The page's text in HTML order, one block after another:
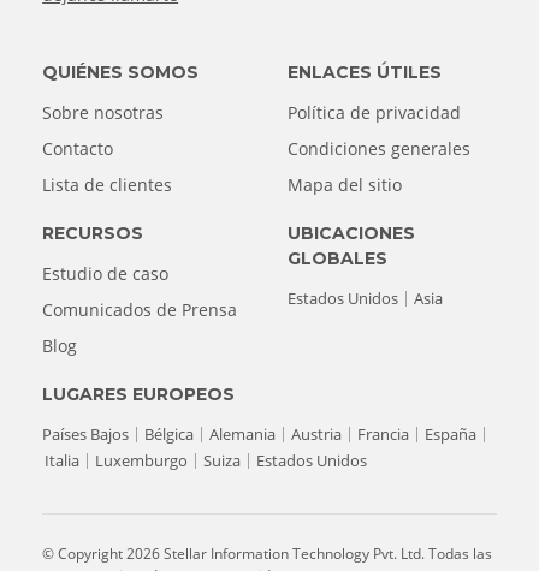
QUIÉNES SOMOS
Sobre nosotras
Contacto
Lista de clientes
ENLACES ÚTILES
Política de privacidad
Condiciones generales
Mapa del sitio
RECURSOS
Estudio de caso
Comunicados de Prensa
Blog
LUGARES EUROPEOS
Países Bajos
Bélgica Alemania Austria Francia
España
Italia
Luxemburgo Suiza Estados Unidos
UBICACIONES
GLOBALES
Estados Unidos
Asia
© Copyright 2026 Stellar Information Technology Pvt. Ltd. Todas las